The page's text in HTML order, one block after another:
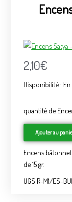
2,10€
Disponibilité :
quantité de
Ajouter au
Encens
de 15 gr.
UGS R-M1/ES-